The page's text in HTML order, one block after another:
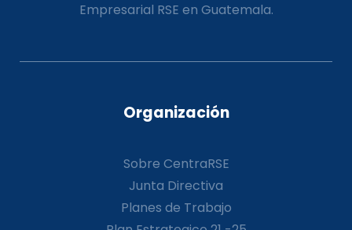
Empresarial RSE en Guatemala.
Organización
Sobre CentraRSE
Junta Directiva
Planes de Trabajo